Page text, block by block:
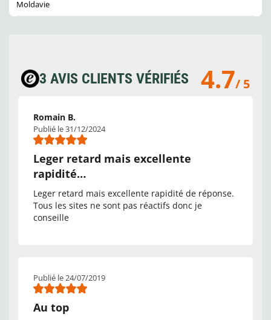
Moldavie
3 AVIS CLIENTS VÉRIFIÉS 4.7/ 5
Romain B.
Publié le 31/12/2024
Leger retard mais excellente
rapidité…
Leger retard mais excellente rapidité de réponse.
Tous les sites ne sont pas réactifs donc je
conseille
Publié le 24/07/2019
Au top